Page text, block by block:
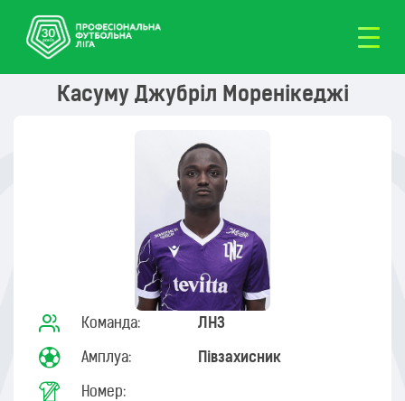
Касуму Джубріл Моренікеджі
Команда: ЛНЗ
Амплуа: Півзахисник
Номер: